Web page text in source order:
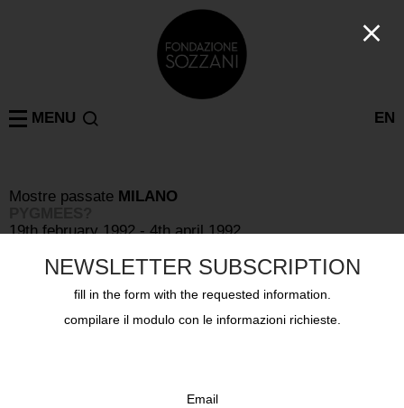
EN
MENU
Mostre passate MILANO
19th february 1992 - 4th april 1992
NEWSLETTER SUBSCRIPTION
fill in the form with the requested information.
compilare il modulo con le informazioni richieste.
Email